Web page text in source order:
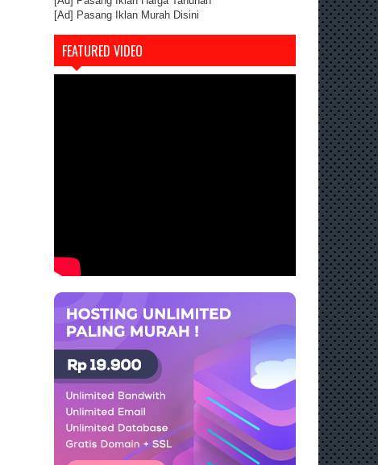
[Ad] Pasang Iklan Murah Disini
FEATURED VIDEO